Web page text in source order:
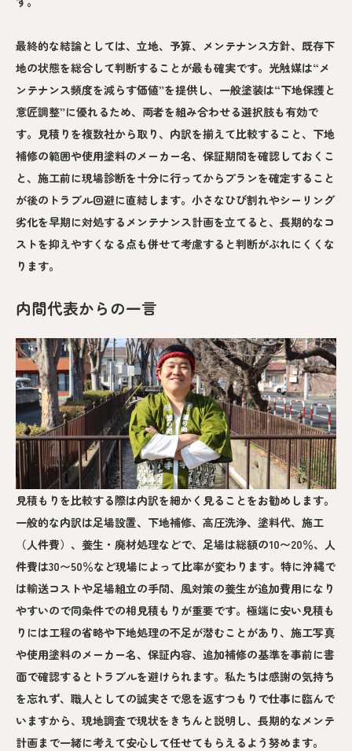
最終的な結論としては、立地、予算、メンテナンス方針、既存下
地の状態を総合して判断することが最も確実です。光触媒は“メ
ンテナンス頻度を減らす価値”を提供し、一般塗装は“下地保護と
意匠調整”に優れるため、両者を組み合わせる選択肢も有効で
す。見積りを複数社から取り、内訳を揃えて比較すること、下地
補修の範囲や使用塗料のメーカー名、保証期間を確認しておくこ
と、施工前に現場診断を十分に行ってからプランを確定すること
が後のトラブル回避に直結します。小さなひび割れやシーリング
劣化を早期に対処するメンテナンス計画を立てると、長期的なコ
ストを抑えやすくなる点も併せて考慮すると判断がぶれにくくな
ります。
内間代表からの一言
見積もりを比較する際は内訳を細かく見ることをお勧めします。
一般的な内訳は足場設置、下地補修、高圧洗浄、塗料代、施工
（人件費）、養生・廃材処理などで、足場は総額の10〜20％、人
件費は30〜50％など現場によって比率が変わります。特に沖縄で
は輸送コストや足場組立の手間、風対策の養生が追加費用になり
やすいので同条件での相見積もりが重要です。極端に安い見積も
りには工程の省略や下地処理の不足が潜むことがあり、施工写真
や使用塗料のメーカー名、保証内容、追加補修の基準を事前に書
面で確認するとトラブルを避けられます。私たちは感謝の気持ち
を忘れず、職人としての誠実さで恩を返すつもりで仕事に臨んで
いますから、現地調査で現状をきちんと説明し、長期的なメンテ
計画まで一緒に考えて安心して任せてもらえるよう努めます。